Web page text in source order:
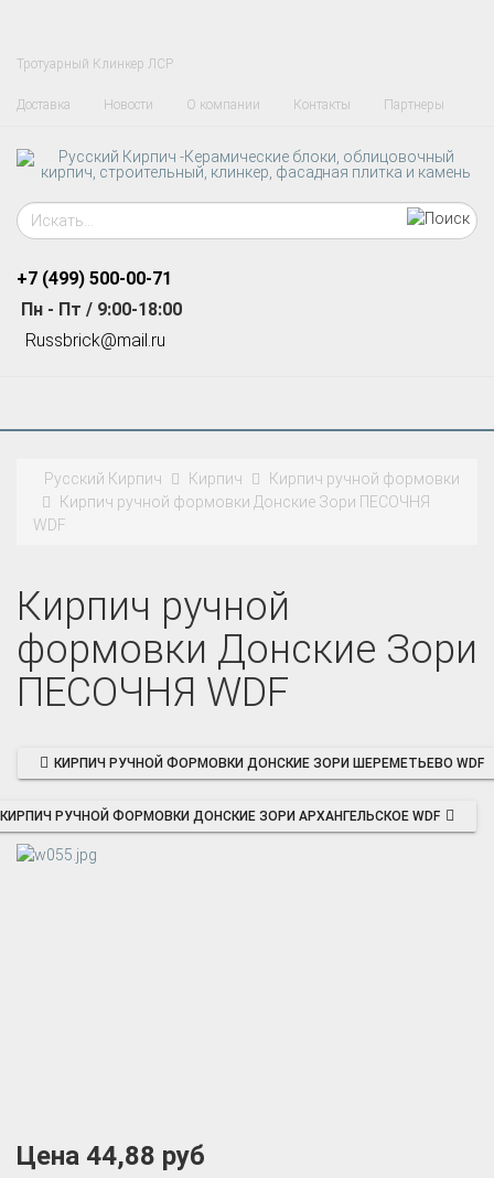
Тротуарный Клинкер ЛСР
Доставка Новости О компании Контакты Партнеры
+7 (499) 500-00-71
Пн - Пт / 9:00-18:00
Russbrick@mail.ru
Русский Кирпич Кирпич
Кирпич ручной формовки
Кирпич ручной формовки Донские Зори ПЕСОЧНЯ
WDF
Кирпич ручной
формовки Донские Зори
ПЕСОЧНЯ WDF
КИРПИЧ РУЧНОЙ ФОРМОВКИ ДОНСКИЕ ЗОРИ ШЕРЕМЕТЬЕВО WDF
КИРПИЧ РУЧНОЙ ФОРМОВКИ ДОНСКИЕ ЗОРИ АРХАНГЕЛЬСКОЕ WDF
Цена 44,88 руб